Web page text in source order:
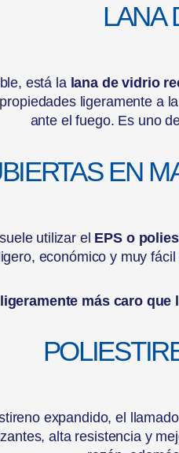
LANA
está la lana de vidrio
ligeramente a
ante el fuego. Es uno
EN
utilizar el EPS o
económico y muy
ligeramente más caro que
expandido, el
alta resistencia y